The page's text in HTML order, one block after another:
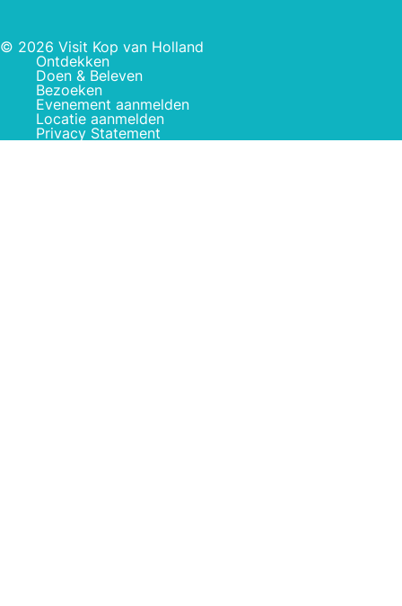
© 2026 Visit Kop van Holland
Ontdekken
Doen & Beleven
Bezoeken
Evenement aanmelden
Locatie aanmelden
Privacy Statement